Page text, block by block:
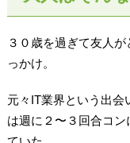
３０歳を過ぎて友人
っかけ。
元々IT業界という出
は週に２〜３回合コ